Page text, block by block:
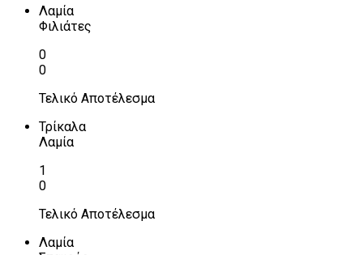
Λαμία
Φιλιάτες
0
0
Τελικό Αποτέλεσμα
Τρίκαλα
Λαμία
1
0
Τελικό Αποτέλεσμα
Λαμία